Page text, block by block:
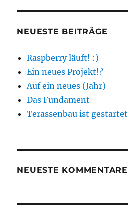
NEUESTE BEITRÄGE
Raspberry läuft! :)
Ein neues Projekt!?
Auf ein neues (Jahr)
Das Fundament
Terassenbau ist gestartet
NEUESTE KOMMENTARE